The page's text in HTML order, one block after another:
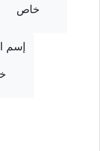
خاص
إسم